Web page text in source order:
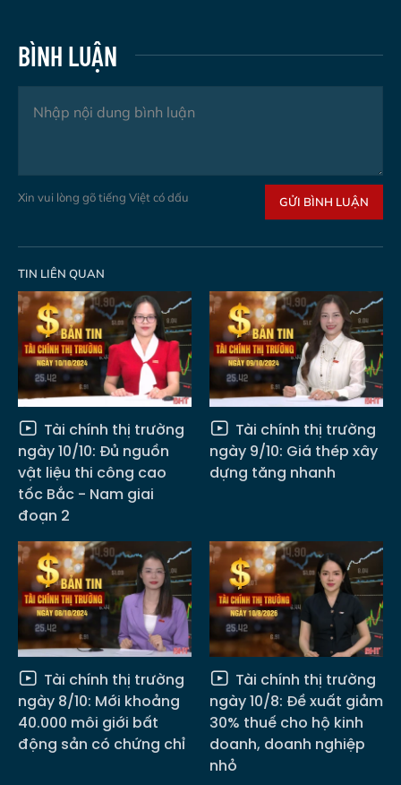
BÌNH LUẬN
Xin vui lòng gõ tiếng Việt có dấu GỬI BÌNH LUẬN
TIN LIÊN QUAN
Tài chính thị trường
ngày 10/10: Đủ nguồn
vật liệu thi công cao
tốc Bắc - Nam giai
đoạn 2
Tài chính thị trường
ngày 9/10: Giá thép xây
dựng tăng nhanh
Tài chính thị trường
ngày 8/10: Mới khoảng
40.000 môi giới bất
động sản có chứng chỉ
Tài chính thị trường
ngày 10/8: Đề xuất giảm
30% thuế cho hộ kinh
doanh, doanh nghiệp
nhỏ